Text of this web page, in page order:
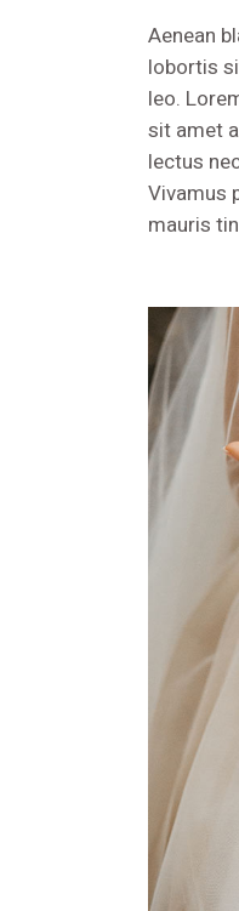
Aenean
lobortis
leo.
sit amet
lectus
Vivamus
mauris